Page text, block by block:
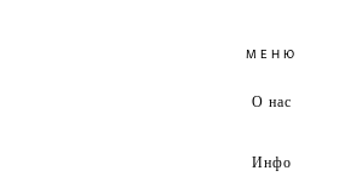
МЕНЮ
О нас
Инфо